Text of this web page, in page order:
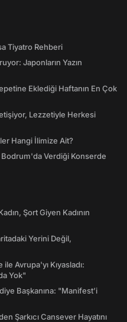
Tiyatro Rehberi
Japonların Yazın
Eklediği Haftanın En Çok
Lezzetiyle Herkesi
Hangi İlimize Ait?
Verdiği Konserde
Şort Giyen Kadının
Yerini Değil,
Avrupa'yı Kıyasladı:
Yok"
Başkanına: "Manifest’i
Şarkıcı Cansever Hayatını